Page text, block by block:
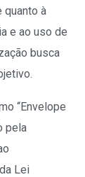
quanto à
e ao uso de
busca
“Envelope
pela
Lei